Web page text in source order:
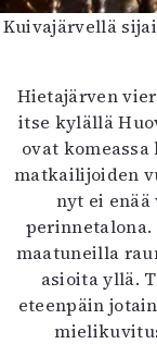
Kuivajärvellä
Hietajärven
itse kylällä
ovat
matkailijoiden
nyt ei
maatuneilla
asioita yllä.
eteenpäin